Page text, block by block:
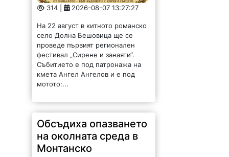
314 | 2026-08-07 13:27:27
На 22 август в китното романско
село Долна Бешовица ще се
проведе първият регионален
фестивал „Сирене и занаяти“.
Събитието е под патронажа на
кмета Ангел Ангелов и е под
мотото:...
Обсъдиха опазването
на околната среда в
Монтанско